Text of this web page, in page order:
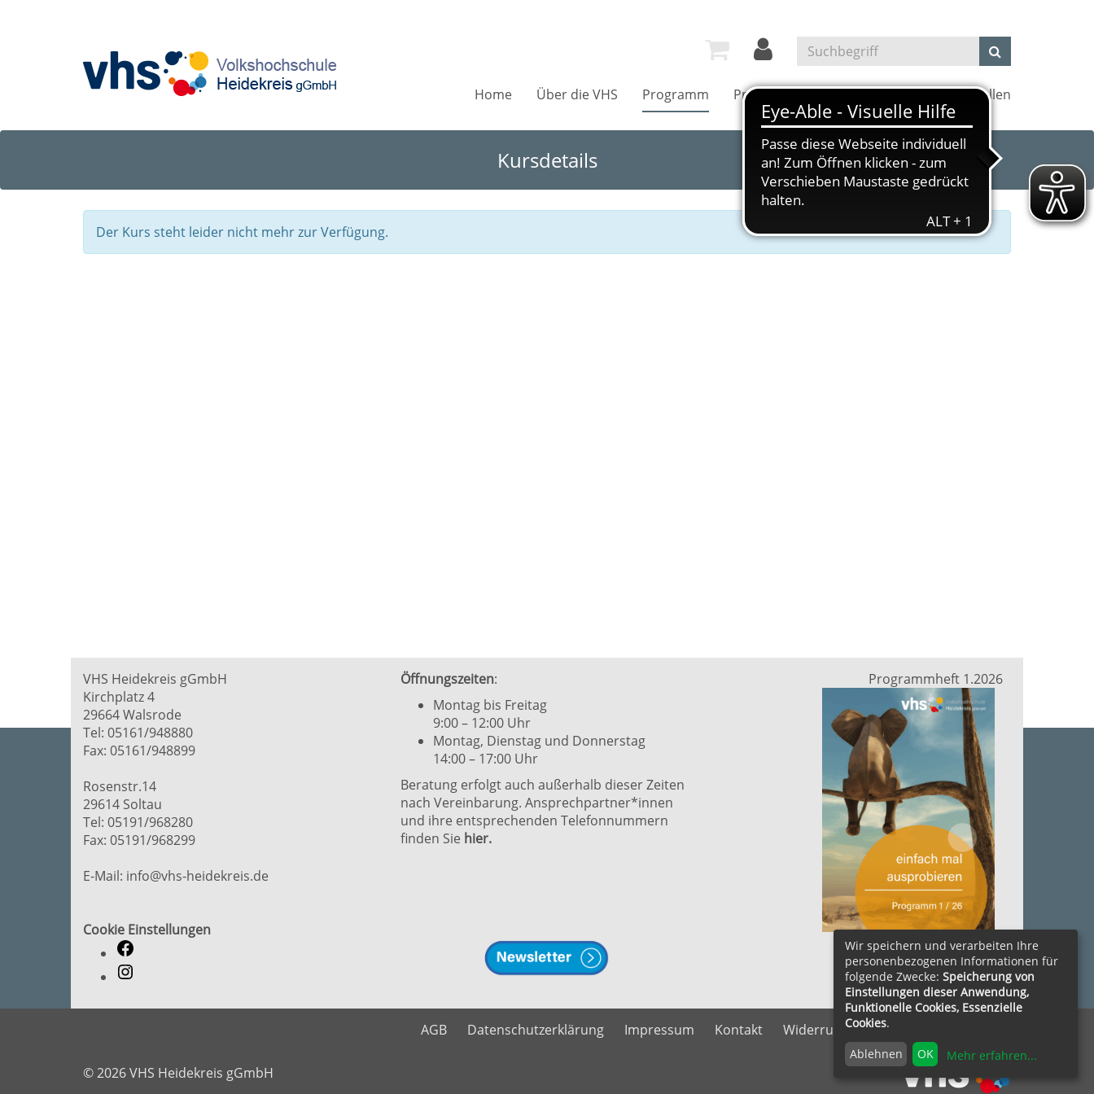
Home Über die VHS Programm Projekte Kultur und Kino Außenstellen
Kursdetails
Der Kurs steht leider nicht mehr zur Verfügung.
VHS Heidekreis gGmbH
Kirchplatz 4
29664 Walsrode
Tel: 05161/948880
Fax: 05161/948899
Rosenstr.14
29614 Soltau
Tel: 05191/968280
Fax: 05191/968299
E-Mail: info@vhs-heidekreis.de
Cookie Einstellungen
Öffnungszeiten:
Montag bis Freitag
9:00 – 12:00 Uhr
Montag, Dienstag und Donnerstag
14:00 – 17:00 Uhr
Beratung erfolgt auch außerhalb dieser Zeiten
nach Vereinbarung. Ansprechpartner*innen
und ihre entsprechenden Telefonnummern
finden Sie hier.
Programmheft 1.2026
zum Herunterladen ....
AGB Datenschutzerklärung Impressum Kontakt Widerrufsrecht
© 2026 VHS Heidekreis gGmbH
Wir speichern und verarbeiten Ihre
personenbezogenen Informationen für
folgende Zwecke: Speicherung von
Einstellungen dieser Anwendung,
Funktionelle Cookies, Essenzielle
Cookies.
Ablehnen OK Mehr erfahren...